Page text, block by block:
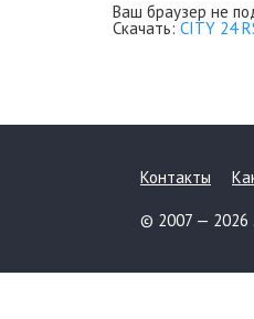
Ваш браузер не
Скачать:CITY 24
Контакты
© 2007 — 2026